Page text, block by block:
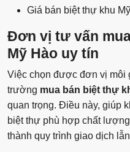
Giá bán biệt thự khu
Đơn vị tư vấn
Mỹ Hào uy tín
Việc chọn được đơn vị môi
trường mua bán biệt thự
quan trọng. Điều này, giúp
biệt thự phù hợp chất
thành quy trình giao dịch